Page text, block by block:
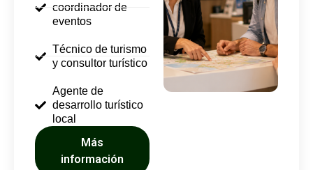
coordinador de
eventos
Técnico de turismo
y consultor turístico
Agente de
desarrollo turístico
local
Más
información